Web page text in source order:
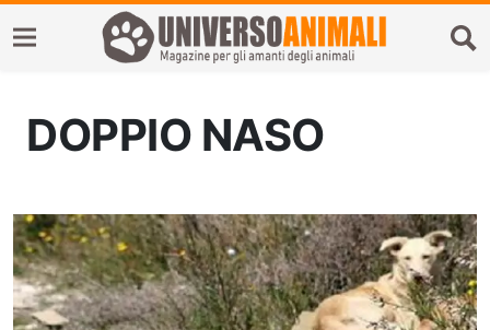
DOPPIO NASO